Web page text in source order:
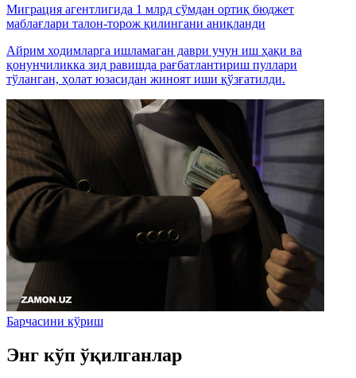
Миграция агентлигида 1 млрд сўмдан ортиқ бюджет
маблағлари талон-торож қилингани аниқланди
Айрим ходимларга ишламаган даври учун иш ҳақи ва
қонунчиликка зид равишда рағбатлантириш пуллари
тўланган, ҳолат юзасидан жиноят иши қўзғатилди.
Барчасини кўриш
Энг кўп ўқилганлар